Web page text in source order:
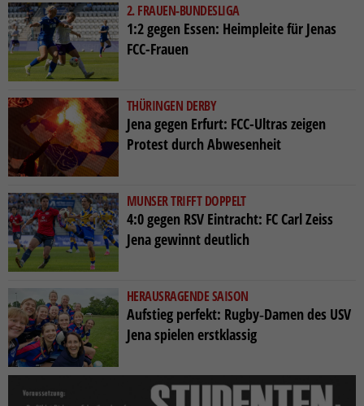
2. FRAUEN-BUNDESLIGA
1:2 gegen Essen: Heimpleite für Jenas
FCC-Frauen
THÜRINGEN DERBY
Jena gegen Erfurt: FCC-Ultras zeigen
Protest durch Abwesenheit
MUNSER TRIFFT DOPPELT
4:0 gegen RSV Eintracht: FC Carl Zeiss
Jena gewinnt deutlich
HERAUSRAGENDE SAISON
Aufstieg perfekt: Rugby‑Damen des USV
Jena spielen erstklassig